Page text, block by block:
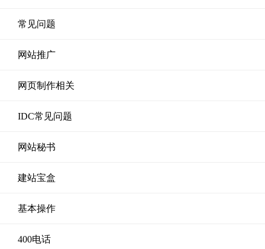
常见问题
网站推广
网页制作相关
IDC常见问题
网站秘书
建站宝盒
基本操作
400电话